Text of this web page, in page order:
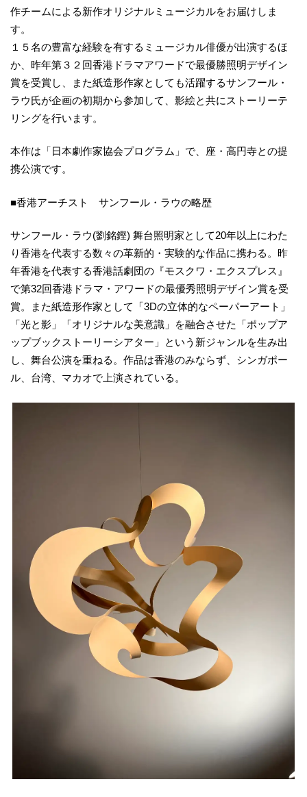
作チームによる新作オリジナルミュージカルをお届けしま
す。
１５名の豊富な経験を有するミュージカル俳優が出演するほ
か、昨年第３２回香港ドラマアワードで最優勝照明デザイン
賞を受賞し、また紙造形作家としても活躍するサンフール・
ラウ氏が企画の初期から参加して、影絵と共にストーリーテ
リングを行います。
本作は「日本劇作家協会プログラム」で、座・高円寺との提
携公演です。
■香港アーチスト サンフール・ラウの略歴
サンフール・ラウ(劉銘鏗) 舞台照明家として20年以上にわた
り香港を代表する数々の革新的・実験的な作品に携わる。昨
年香港を代表する香港話劇団の『モスクワ・エクスプレス』
で第32回香港ドラマ・アワードの最優秀照明デザイン賞を受
賞。また紙造形作家として「3Dの立体的なペーパーアート」
「光と影」「オリジナルな美意識」を融合させた「ポップア
ップブックストーリーシアター」という新ジャンルを生み出
し、舞台公演を重ねる。作品は香港のみならず、シンガポー
ル、台湾、マカオで上演されている。